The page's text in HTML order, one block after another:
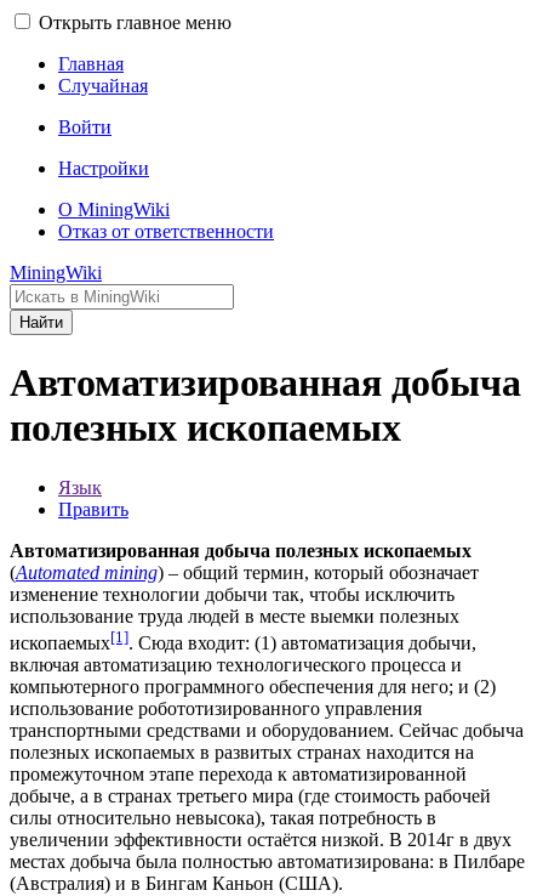
Открыть главное меню
Главная
Случайная
Войти
Настройки
О MiningWiki
Отказ от ответственности
MiningWiki
Найти
Автоматизированная добыча
полезных ископаемых
Язык
Править
Автоматизированная добыча полезных ископаемых
(Automated mining) – общий термин, который обозначает
изменение технологии добычи так, чтобы исключить
использование труда людей в месте выемки полезных
ископаемых[1]. Сюда входит: (1) автоматизация добычи,
включая автоматизацию технологического процесса и
компьютерного программного обеспечения для него; и (2)
использование робототизированного управления
транспортными средствами и оборудованием. Сейчас добыча
полезных ископаемых в развитых странах находится на
промежуточном этапе перехода к автоматизированной
добыче, а в странах третьего мира (где стоимость рабочей
силы относительно невысока), такая потребность в
увеличении эффективности остаётся низкой. В 2014г в двух
местах добыча была полностью автоматизирована: в Пилбаре
(Австралия) и в Бингам Каньон (США).